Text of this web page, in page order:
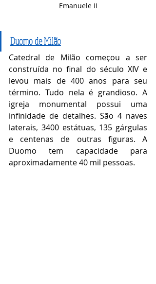
Emanuele II
Duomo de Milão
Catedral de Milão começou a ser
construída no final do século XIV e
levou mais de 400 anos para seu
término. Tudo nela é grandioso. A
igreja monumental possui uma
infinidade de detalhes. São 4 naves
laterais, 3400 estátuas, 135 gárgulas
e centenas de outras figuras. A
Duomo tem capacidade para
aproximadamente 40 mil pessoas.